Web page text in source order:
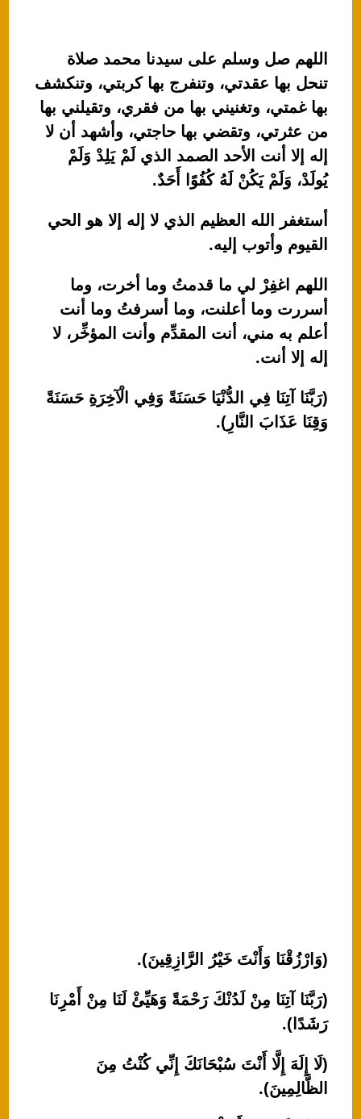
اللهم صل وسلم على سيدنا محمد صلاة
تنحل بها عقدتي، وتنفرج بها كربتي، وتنكشف
بها غمتي، وتغنيني بها من فقري، وتقيلني بها
من عثرتي، وتقضي بها حاجتي، وأشهد أن لا
إله إلا أنت الأحد الصمد الذي لَمْ يَلِدْ وَلَمْ
يُولَدْ، وَلَمْ يَكُنْ لَهُ كُفُوًا أَحَدٌ.
أستغفر الله العظيم الذي لا إله إلا هو الحي
القيوم وأتوب إليه.
اللهم اغفِرْ لي ما قدمتُ وما أخرت، وما
أسررت وما أعلنت، وما أسرفتُ وما أنت
أعلم به مني، أنت المقدِّم وأنت المؤخِّر، لا
إله إلا أنت.
(رَبَّنَا آتِنَا فِي الدُّنْيَا حَسَنَةً وَفِي الْآخِرَةِ حَسَنَةً
وَقِنَا عَذَابَ النَّارِ).
(وَارْزُقْنَا وَأَنْتَ خَيْرُ الرَّازِقِينَ).
(رَبَّنَا آتِنَا مِنْ لَدُنْكَ رَحْمَةً وَهَيِّئْ لَنَا مِنْ أَمْرِنَا
رَشَدًا).
(لَا إِلَهَ إِلَّا أَنْتَ سُبْحَانَكَ إِنِّي كُنْتُ مِنَ
الظَّالِمِينَ).